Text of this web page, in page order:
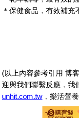
＊保健食品，有效補充
(以上內容參考引用 博
迎與我們聯繫反應，我
unhit.com.tw ，樂活營